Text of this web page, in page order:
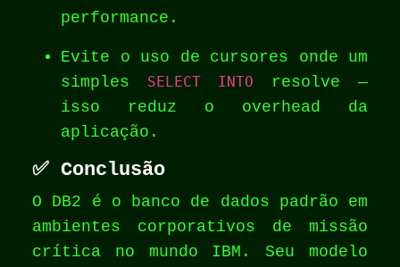
performance.
Evite o uso de cursores onde um
simples SELECT INTO resolve —
isso reduz o overhead da
aplicação.
✅ Conclusão
O DB2 é o banco de dados padrão em
ambientes corporativos de missão
crítica no mundo IBM. Seu modelo